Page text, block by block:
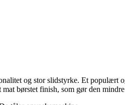
og stor slidstyrke. Et
børstet finish, som gør den